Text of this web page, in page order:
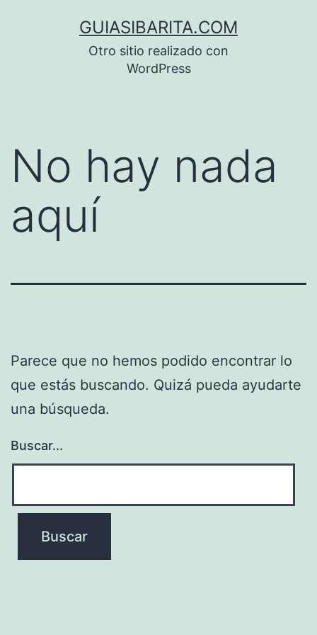
GUIASIBARITA.COM
Otro sitio realizado con
WordPress
No hay nada
aquí
Parece que no hemos podido encontrar lo
que estás buscando. Quizá pueda ayudarte
una búsqueda.
Buscar...